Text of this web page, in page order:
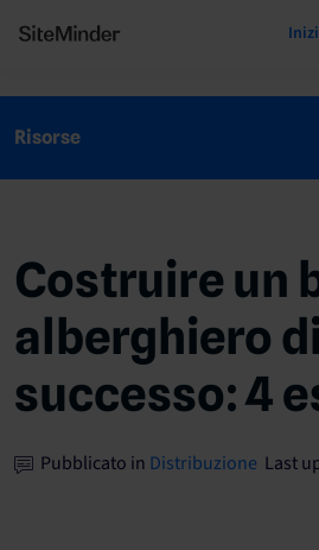
Risorse
Costruire un
alberghiero
successo: 4
Pubblicato in Distribuzione Last